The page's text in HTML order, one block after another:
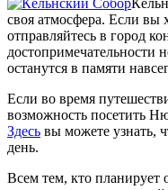
своя атмосфера. Если вы
отправляйтесь в город
достопримечательности
останутся в памяти
Если во время
возможность посетить
Здесь вы можете узнать,
день.
Всем тем, кто планирует